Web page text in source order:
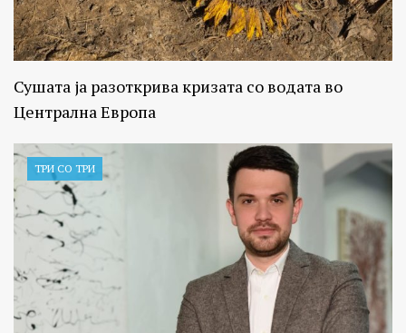
Сушата ја разоткрива кризата со водата во
Централна Европа
ТРИ СО ТРИ